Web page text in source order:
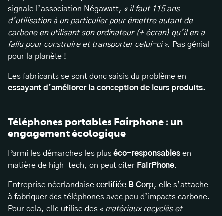
signale l’association Négawatt, « il faut 115 ans
d’utilisation à un particulier pour émettre autant de
carbone en utilisant son ordinateur (+ écran) qu’il en a
fallu pour construire et transporter celui-ci ». Pas génial
pour la planète !
Les fabricants se sont donc saisis du problème en
essayant d’améliorer la conception de leurs produits.
Téléphones portables Fairphone : un
engagement écologique
Parmi les démarches les plus éco-responsables en
matière de high-tech, on peut citer FairPhone.
Entreprise néerlandaise certifiée B Corp, elle s’attache
à fabriquer des téléphones avec peu d’impacts carbone.
Pour cela, elle utilise des « matériaux recyclés et